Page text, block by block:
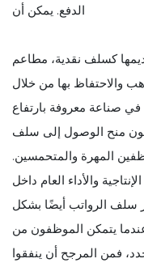
الدفع. يمكن أن
كسلف نقدية، مطاعم
والاحتفاظ بها من خلال
في صناعة معروفة بارتفاع
منح الوصول إلى سلف
المهرة والمتحمسين.
والأداء العام داخل
سلف الرواتب أيضًا بشكل
يتمكن الموظفون من
فمن المرجح أن ينفقوا